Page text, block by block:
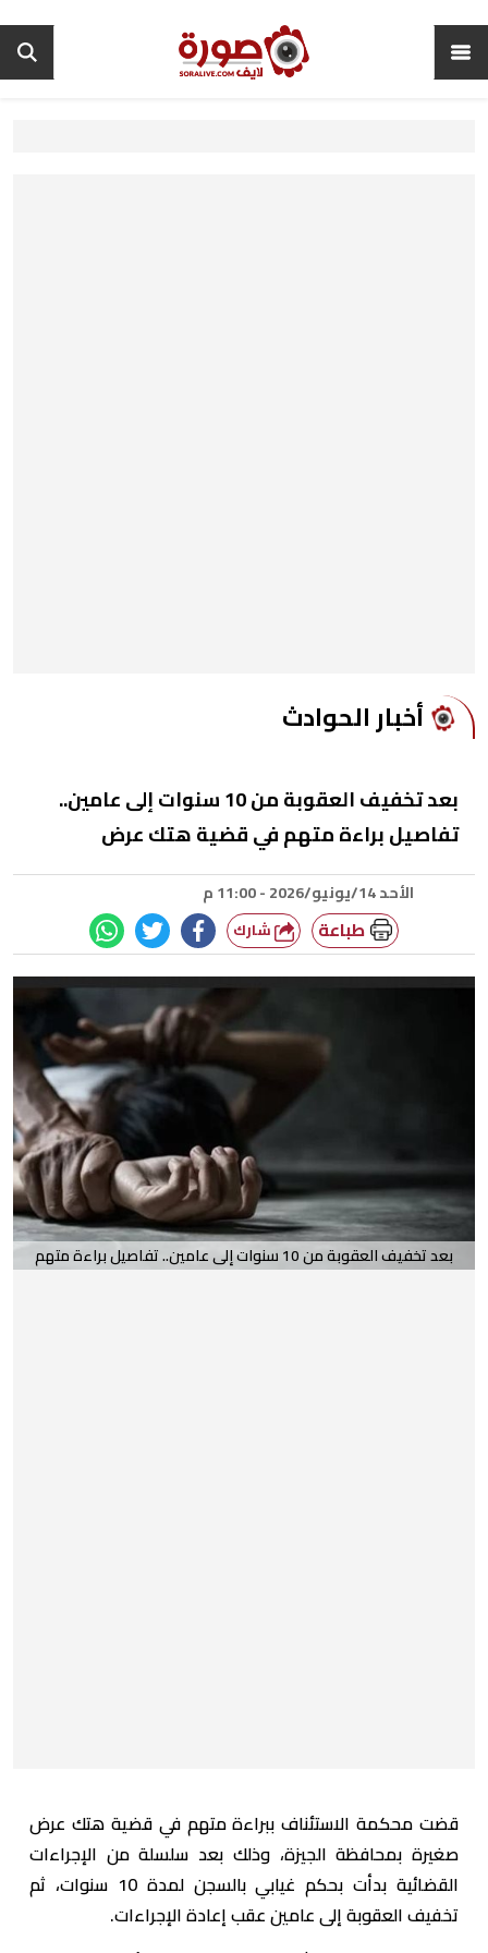
أخبار الحوادث
بعد تخفيف العقوبة من 10 سنوات إلى عامين..
تفاصيل براءة متهم في قضية هتك عرض
الأحد 14/يونيو/2026 - 11:00 م
طباعة
بعد تخفيف العقوبة من 10 سنوات إلى عامين.. تفاصيل براءة متهم
قضت محكمة الاستئناف ببراءة متهم في قضية هتك عرض
صغيرة بمحافظة الجيزة، وذلك بعد سلسلة من الإجراءات
القضائية بدأت بحكم غيابي بالسجن لمدة 10 سنوات، ثم
تخفيف العقوبة إلى عامين عقب إعادة الإجراءات.